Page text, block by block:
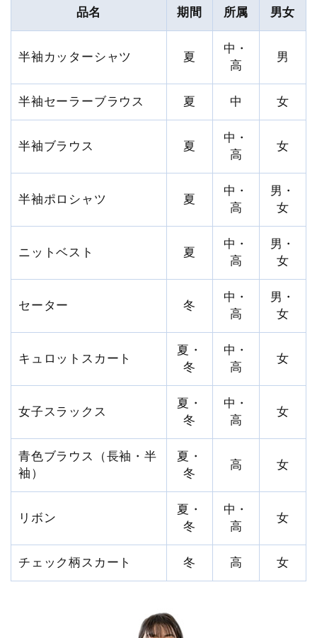
品名 期間 所属 男女
半袖カッターシャツ 夏
中・
高
男
半袖セーラーブラウス 夏 中 女
半袖ブラウス 夏
中・
高
女
半袖ポロシャツ 夏
中・
高
男・
女
ニットベスト 夏
中・
高
男・
女
セーター 冬
中・
高
男・
女
キュロットスカート
夏・
冬
中・
高
女
女子スラックス
夏・
冬
中・
高
女
青色ブラウス（長袖・半
袖）
夏・
冬
高 女
リボン
夏・
冬
中・
高
女
チェック柄スカート 冬 高 女